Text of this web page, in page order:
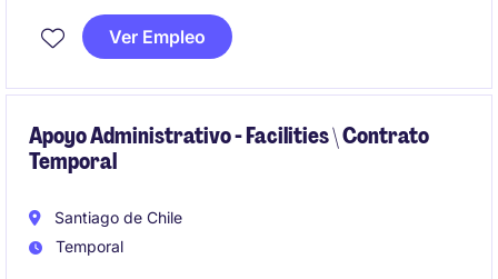
estratégicas con clientes clave del sector
institucional en Santiago, impulsando el crecimiento
Ver Empleo
Apoyo Administrativo - Facilities \ Contrato
Temporal
Santiago de Chile
Temporal